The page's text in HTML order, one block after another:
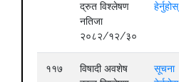
द्रुत विश्लेषण
नतिजा
२०८२/१२/३०
हेर्नुहोस्
११७
विषादी अवशेष
सूचना